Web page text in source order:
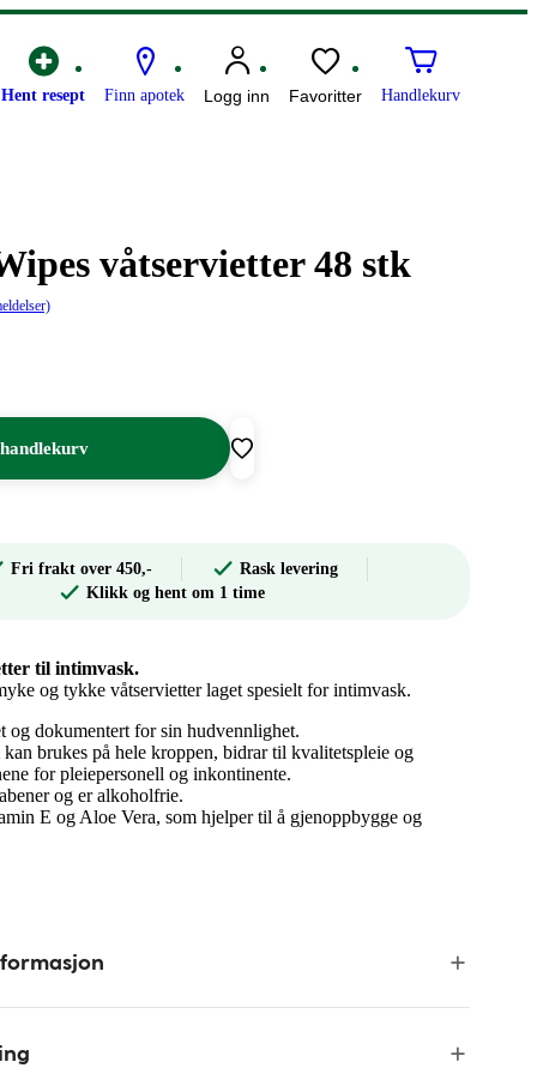
Hent resept Finn apotek Logg inn Favoritter Handlekurv
våtservietter 48 stk
Fri frakt over 450,-
Rask levering
Klikk og hent om 1 time
til intimvask.
og tykke våtservietter laget spesielt for intimvask.
og dokumentert for sin hudvennlighet.
kan brukes på hele kroppen, bidrar til kvalitetspleie og
for pleiepersonell og inkontinente.
og er alkoholfrie.
E og Aloe Vera, som hjelper til å gjenoppbygge og